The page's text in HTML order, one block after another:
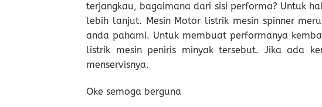
terjangkau, bagaimana dari sisi performa? Untuk
lebih lanjut. Mesin Motor listrik mesin spinner
anda pahami. Untuk membuat performanya
listrik mesin peniris minyak tersebut. Jika ada
menservisnya.
Oke semoga berguna